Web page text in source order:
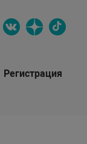
Регистрация